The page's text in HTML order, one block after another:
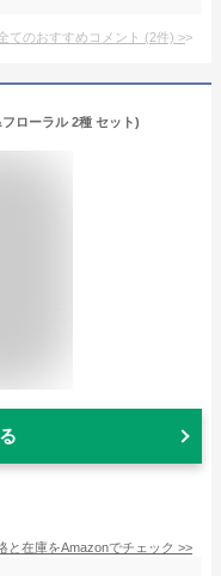
てのおすすめコメント (2件) >
ローラル 2種 セット)
と在庫をAmazonでチェック >>